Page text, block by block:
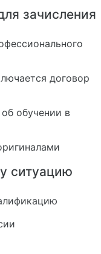
зачисления
договор
обучении в
ситуацию